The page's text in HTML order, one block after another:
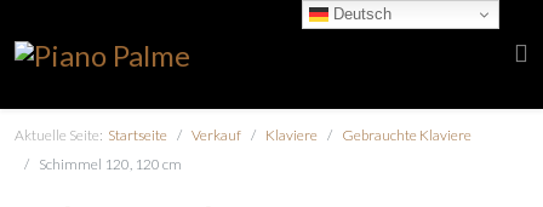
Aktuelle Seite: Startseite Verkauf Klaviere
Gebrauchte Klaviere
Schimmel 120, 120 cm
Deutsch